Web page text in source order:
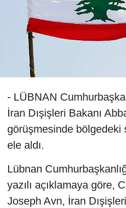
- LÜBNAN
İran Dışişleri Bakanı
görüşmesinde bölgedeki
ele aldı.
Lübnan
yazılı açıklamaya göre,
Joseph Avn, İran